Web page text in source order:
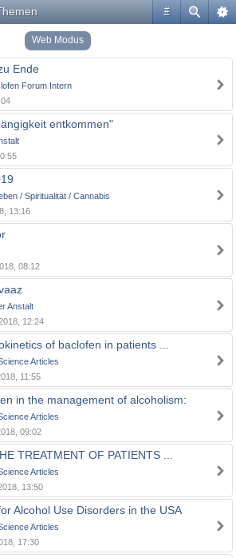
#
Web Modus
Ende
Forum Intern
entkommen"
/ Spiritualität / Cannabis
13:16
08:12
Anstalt
12:24
of baclofen in patients ...
Articles
11:55
in the management of alcoholism:
Articles
09:02
TREATMENT OF PATIENTS ...
Articles
13:50
Alcohol Use Disorders in the USA
Articles
17:30